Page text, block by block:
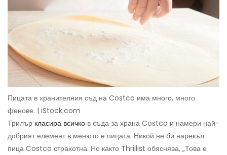
Пицата в хранителния съд на Costco има много, много
фенове. | iStock.com
Трилър класира всичко в съда за храна Costco и намери най-
добрият елемент в менюто е пицата. Никой не би нарекъл
пица Costco страхотна. Но както Thrillist обяснява, „Това е